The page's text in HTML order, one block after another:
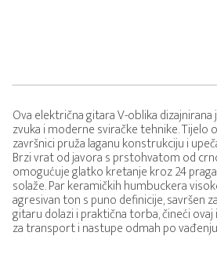
Ova električna gitara V-oblika
zvuka i moderne sviračke tehnike. Tijelo
završnici pruža laganu konstrukciju i
Brzi vrat od javora s prstohvatom od
omogućuje glatko kretanje kroz 24
solaže. Par keramičkih humbuckera
agresivan ton s puno definicije, savršen
gitaru dolazi i praktična torba, čineći
za transport i nastupe odmah po